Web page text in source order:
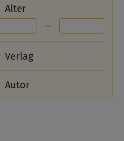
Alter
—
Verlag
Autor